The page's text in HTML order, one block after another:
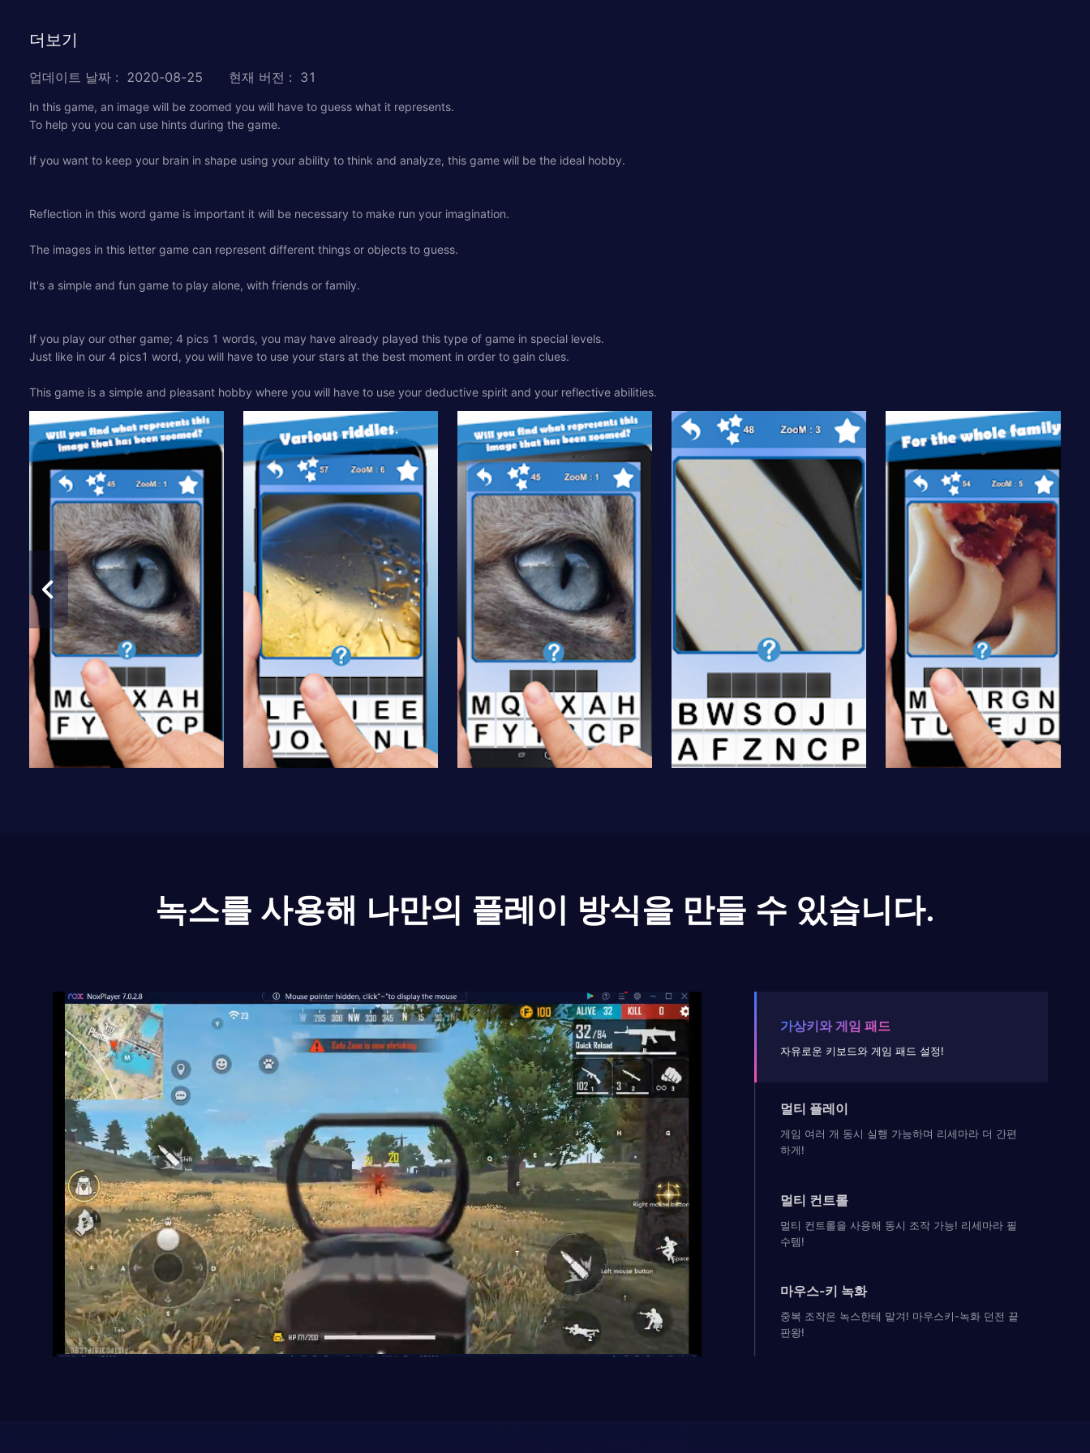
더보기
업데이트 날짜 : 2020-08-25 현재 버전 : 31
In this game, an image will be zoomed you will have to guess what it represents.
To help you you can use hints during the game.
If you want to keep your brain in shape using your ability to think and analyze, this game will be the ideal hobby.
Reflection in this word game is important it will be necessary to make run your imagination.
The images in this letter game can represent different things or objects to guess.
It's a simple and fun game to play alone, with friends or family.
If you play our other game; 4 pics 1 words, you may have already played this type of game in special levels.
Just like in our 4 pics1 word, you will have to use your stars at the best moment in order to gain clues.
This game is a simple and pleasant hobby where you will have to use your deductive spirit and your reflective abilities.
녹스를 사용해 나만의 플레이 방식을 만들 수 있습니다.
가상키와 게임 패드
자유로운 키보드와 게임 패드 설정!
멀티 플레이
게임 여러 개 동시 실행 가능하며 리세마라 더 간편
하게!
멀티 컨트롤
멀티 컨트롤을 사용해 동시 조작 가능! 리세마라 필
수템!
마우스-키 녹화
중복 조작은 녹스한테 맡겨! 마우스키-녹화 던전 끝
판왕!